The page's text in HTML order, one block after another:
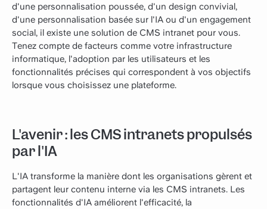
d'une personnalisation poussée, d'un design convivial,
d'une personnalisation basée sur l'IA ou d'un engagement
social, il existe une solution de CMS intranet pour vous.
Tenez compte de facteurs comme votre infrastructure
informatique, l'adoption par les utilisateurs et les
fonctionnalités précises qui correspondent à vos objectifs
lorsque vous choisissez une plateforme.
L'avenir : les CMS intranets propulsés
par l'IA
L'IA transforme la manière dont les organisations gèrent et
partagent leur contenu interne via les CMS intranets. Les
fonctionnalités d'IA améliorent l'efficacité, la